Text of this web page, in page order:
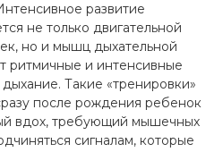
развитие
не только двигательной
но и мышц дыхательной
ритмичные и интенсивные
Такие «тренировки»
после рождения ребенок
вдох, требующий мышечных
сигналам, которые